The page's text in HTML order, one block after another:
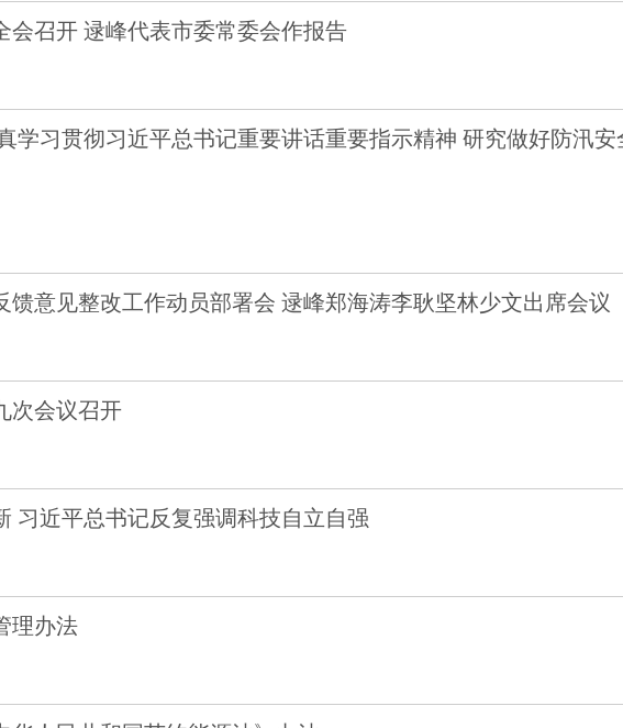
会召开 逯峰代表市委常委会作报告
学习贯彻习近平总书记重要讲话重要指示精神 研究做好防汛
馈意见整改工作动员部署会 逯峰郑海涛李耿坚林少文出席会议
次会议召开
习近平总书记反复强调科技自立自强
理办法